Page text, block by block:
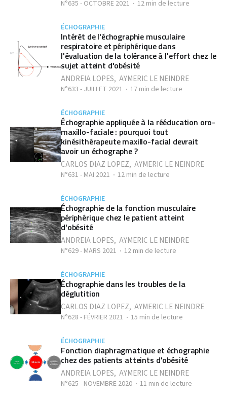
N°635 - OCTOBRE 2021 12 min de lecture
ÉCHOGRAPHIE
Intérêt de l'échographie musculaire
respiratoire et périphérique dans
l'évaluation de la tolérance à l'effort chez le
sujet atteint d'obésité
ANDREIA LOPES, AYMERIC LE NEINDRE
N°633 - JUILLET 2021 17 min de lecture
ÉCHOGRAPHIE
Échographie appliquée à la rééducation oro-
maxillo-faciale : pourquoi tout
kinésithérapeute maxillo-facial devrait
avoir un échographe ?
CARLOS DIAZ LOPEZ, AYMERIC LE NEINDRE
N°631 - MAI 2021 12 min de lecture
ÉCHOGRAPHIE
Échographie de la fonction musculaire
périphérique chez le patient atteint
d'obésité
ANDREIA LOPES, AYMERIC LE NEINDRE
N°629 - MARS 2021 12 min de lecture
ÉCHOGRAPHIE
Échographie dans les troubles de la
déglutition
CARLOS DIAZ LOPEZ, AYMERIC LE NEINDRE
N°628 - FÉVRIER 2021 15 min de lecture
ÉCHOGRAPHIE
Fonction diaphragmatique et échographie
chez des patients atteints d'obésité
ANDREIA LOPES, AYMERIC LE NEINDRE
N°625 - NOVEMBRE 2020 11 min de lecture